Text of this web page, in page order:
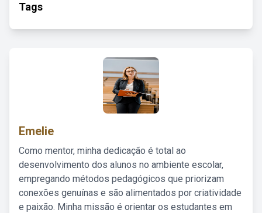
Tags
Emelie
Como mentor, minha dedicação é total ao
desenvolvimento dos alunos no ambiente escolar,
empregando métodos pedagógicos que priorizam
conexões genuínas e são alimentados por criatividade
e paixão. Minha missão é orientar os estudantes em